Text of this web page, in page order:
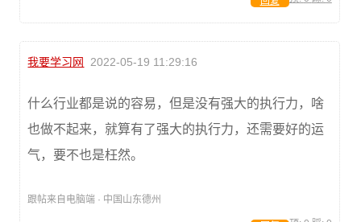
我要学习网 2022-05-19 11:29:16
什么行业都是说的容易，但是没有强大的执行力，啥
也做不起来，就算有了强大的执行力，还需要好的运
气，要不也是枉然。
跟帖来自电脑端 · 中国山东德州